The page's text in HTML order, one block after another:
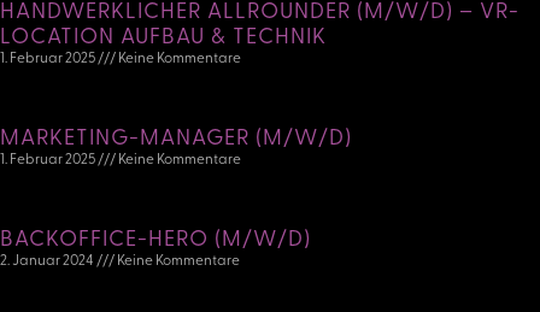
HANDWERKLICHER ALLROUNDER (M/W/D) – VR-
LOCATION AUFBAU & TECHNIK
1. Februar 2025 Keine Kommentare
MARKETING-MANAGER (M/W/D)
1. Februar 2025 Keine Kommentare
BACKOFFICE-HERO (M/W/D)
2. Januar 2024 Keine Kommentare